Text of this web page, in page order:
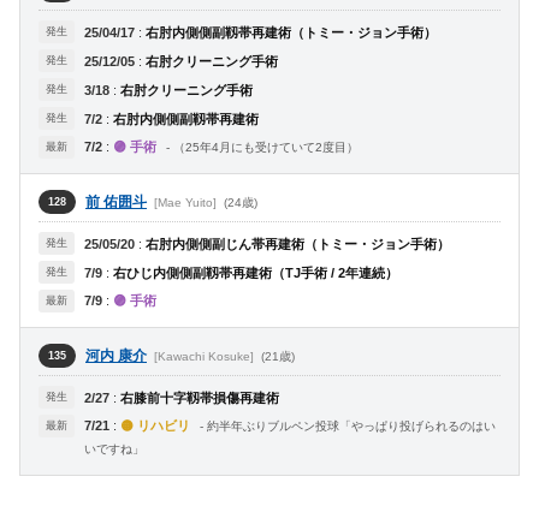
発生 25/04/17 : 右肘内側側副靱帯再建術（トミー・ジョン手術）
発生 25/12/05 : 右肘クリーニング手術
発生 3/18 : 右肘クリーニング手術
発生 7/2 : 右肘内側側副靱帯再建術
最新 7/2 : 🟣 手術 - （25年4月にも受けていて2度目）
128 前 佑囲斗 [Mae Yuito] (24歳)
発生 25/05/20 : 右肘内側側副じん帯再建術（トミー・ジョン手術）
発生 7/9 : 右ひじ内側側副靱帯再建術（TJ手術 / 2年連続）
最新 7/9 : 🟣 手術
135 河内 康介 [Kawachi Kosuke] (21歳)
発生 2/27 : 右膝前十字靱帯損傷再建術
最新 7/21 : 🟡 リハビリ
- 約半年ぶりブルペン投球「やっぱり投げられるのはい
いですね」